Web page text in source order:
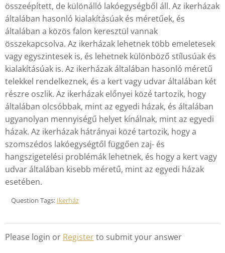
összeépített, de különálló lakóegységből áll. Az ikerházak
általában hasonló kialakításúak és méretűek, és
általában a közös falon keresztül vannak
összekapcsolva. Az ikerházak lehetnek több emeletesek
vagy egyszintesek is, és lehetnek különböző stílusúak és
kialakításúak is. Az ikerházak általában hasonló méretű
telekkel rendelkeznek, és a kert vagy udvar általában két
részre oszlik. Az ikerházak előnyei közé tartozik, hogy
általában olcsóbbak, mint az egyedi házak, és általában
ugyanolyan mennyiségű helyet kínálnak, mint az egyedi
házak. Az ikerházak hátrányai közé tartozik, hogy a
szomszédos lakóegységtől függően zaj- és
hangszigetelési problémák lehetnek, és hogy a kert vagy
udvar általában kisebb méretű, mint az egyedi házak
esetében.
Question Tags: Ikerház
Please login or Registerto submit your answer